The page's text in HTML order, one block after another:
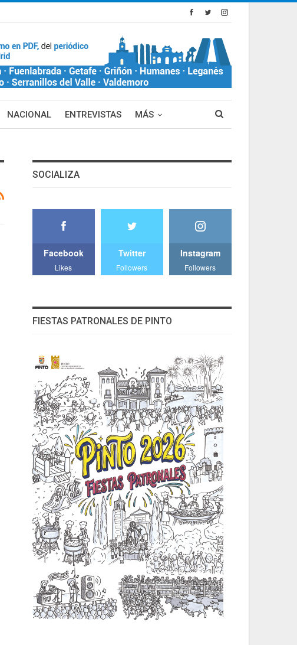
NACIONAL ENTREVISTAS MÁS
SOCIALIZA
Facebook
Likes
Twitter
Followers
Instagram
Followers
FIESTAS PATRONALES DE PINTO